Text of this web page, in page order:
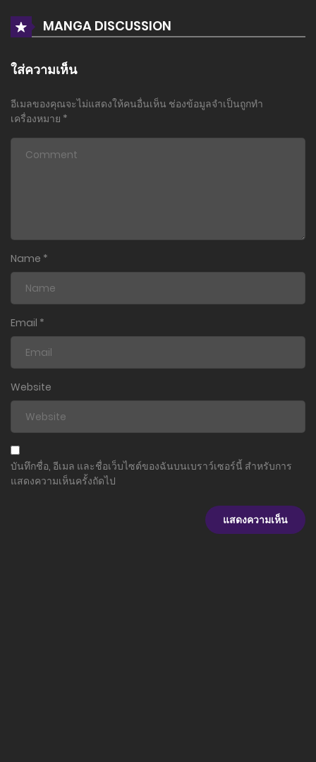
MANGA DISCUSSION
ใส่ความเห็น
อีเมลของคุณจะไม่แสดงให้คนอื่นเห็น ช่องข้อมูลจำเป็นถูกทำ
เครื่องหมาย *
Name *
Email *
Website
บันทึกชื่อ, อีเมล และชื่อเว็บไซต์ของฉันบนเบราว์เซอร์นี้ สำหรับการ
แสดงความเห็นครั้งถัดไป